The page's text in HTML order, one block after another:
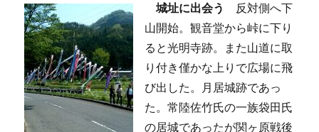
城址に出会う
反対側へ下
山開始。観音堂から峠に下り
ると光明寺跡。また山道に取
り付き僅かな上りで広場に飛
び出した。月居城跡であっ
た。常陸佐竹氏の一族袋田氏
の居城であったが関ヶ原戦後